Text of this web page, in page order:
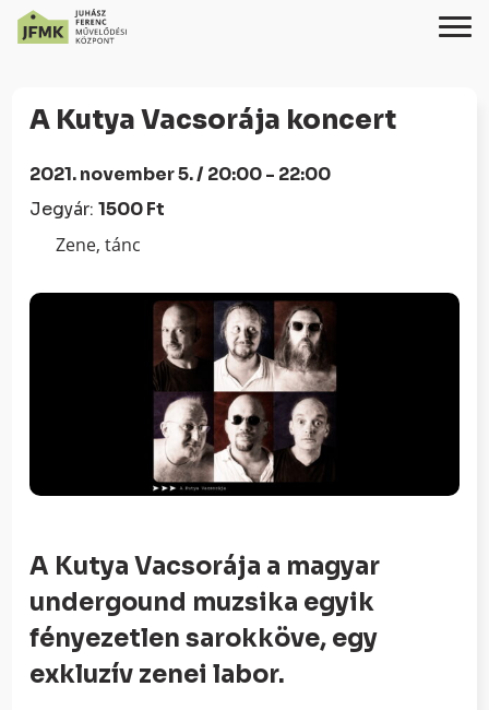
Content
navigációhozA Kutya Vacsorája koncert
2021. november 5. / 20:00 - 22:00
Jegyár:1500 Ft
Zene, tánc
A Kutya Vacsorája a magyar
undergound muzsika egyik
fényezetlen sarokköve, egy
exkluzív zenei labor.